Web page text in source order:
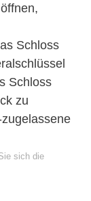
Schloss
Schloss
zu
sich die